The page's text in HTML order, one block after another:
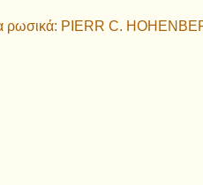
ρωσικά: PIERR C.